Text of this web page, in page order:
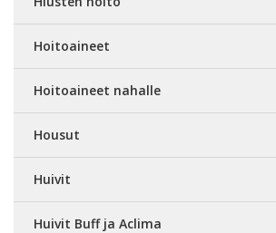
Hoitoaineet
Hoitoaineet nahalle
Housut
Huivit
Huivit Buff ja Aclima